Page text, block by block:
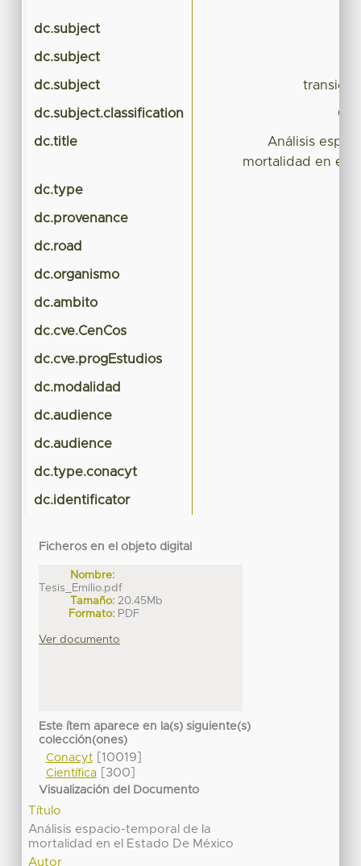
dc.subject
dc.subject
dc.subject
dc.subject.classification
dc.title
Análisis
mortalidad en el
dc.type
dc.provenance
dc.road
dc.organismo
dc.ambito
dc.cve.CenCos
dc.cve.progEstudios
dc.modalidad
dc.audience
dc.audience
dc.type.conacyt
dc.identificator
Ficheros en el objeto digital
Nombre:
Tesis_Emilio.pdf
Tamaño: 20.45Mb
Formato: PDF
Ver documento
Este ítem aparece en la(s) siguiente(s)
colección(ones)
Conacyt[10019]
Científica[300]
Visualización del Documento
Título
Análisis espacio-temporal de la
mortalidad en el Estado De México
Autor